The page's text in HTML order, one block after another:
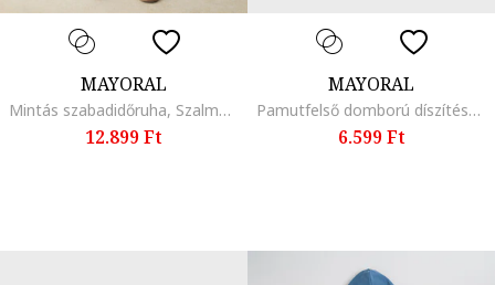
MAYORAL
Mintás szabadidőruha, Szalmasárga
12.899 Ft
MAYORAL
Pamutfelső domború díszítéssel az elején, Azúrkék
6.599 Ft